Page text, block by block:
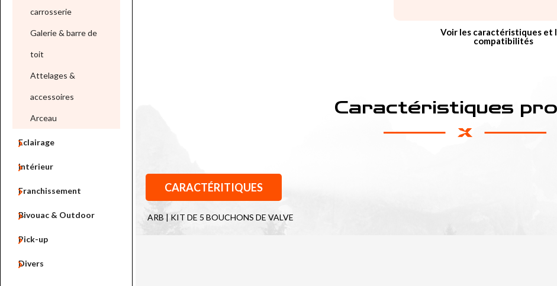
carrosserie
Galerie & barre de
toit
Attelages &
accessoires
Arceau
Eclairage

Intérieur

Franchissement

Bivouac & Outdoor

Pick-up

Divers

Voir les caractéristiques et
compatibilités
Caractéristiques
CARACTÉRITIQUES
ARB | KIT DE 5 BOUCHONS DE VALVE